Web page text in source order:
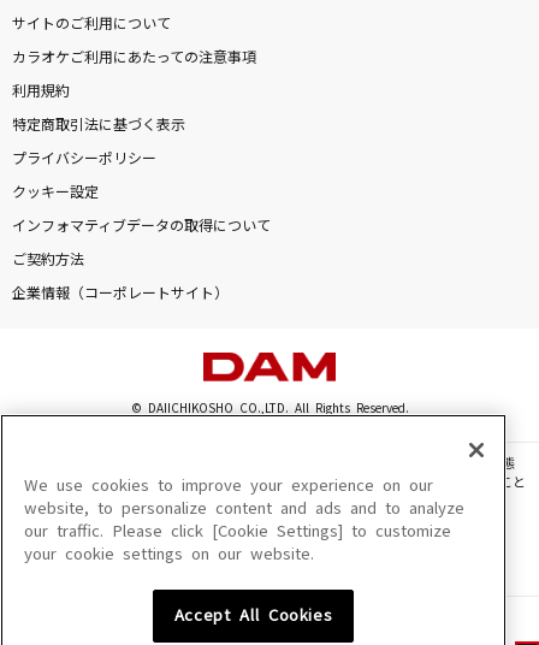
サイトのご利用について
カラオケご利用にあたっての注意事項
利用規約
特定商取引法に基づく表示
プライバシーポリシー
クッキー設定
インフォマティブデータの取得について
ご契約方法
企業情報（コーポレートサイト）
© DAIICHIKOSHO CO.,LTD. All Rights Reserved.
このサイトに掲載されている一切の文章・画像・写真・動画・音声等を、手段や形態
を問わず、著作権法の定める範囲を超えて無断で複製、転載、ファイル化などすること
を禁じます。
楽曲及びコンテンツは、機種によりご利用いただけない場合があります。
楽曲及びコンテンツの配信日、配信内容が変更になる場合があります。
We use cookies to improve your experience on our
website, to personalize content and ads and to analyze
our traffic. Please click [Cookie Settings] to customize
your cookie settings on our website.
Accept All Cookies